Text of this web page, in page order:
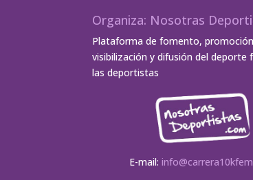
Organiza: Nosotras
Plataforma de fomento,
visibilización y difusión del deporte
las deportistas
E-mail: